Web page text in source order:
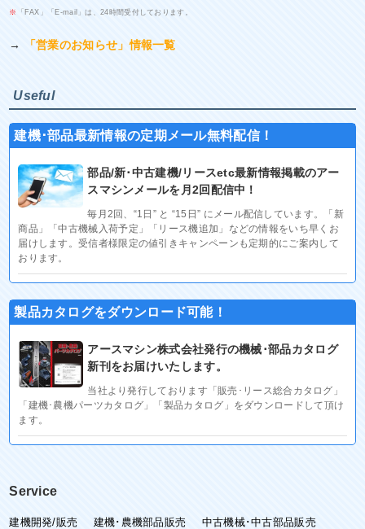
※ 「FAX」「E-mail」は、24時間受付しております。
→ 「営業のお知らせ」情報一覧
Useful
建機･部品最新情報の定期メール無料配信！
部品/新･中古建機/リースetc最新情報掲載のアー
スマシンメールを月2回配信中！
毎月2回、“1日” と “15日” にメール配信しています。「新
商品」「中古機械入荷予定」「リース機追加」などの情報をいち早くお
届けします。受信者様限定の値引きキャンペーンも定期的にご案内して
おります。
製品カタログをダウンロード可能！
アースマシン株式会社発行の機械･部品カタログ
新刊をお届けいたします。
当社より発行しております「販売･リース総合カタログ」
「建機･農機パーツカタログ」「製品カタログ」をダウンロードして頂け
ます。
Service
建機開発/販売 建機･農機部品販売
中古機械･中古部品販売